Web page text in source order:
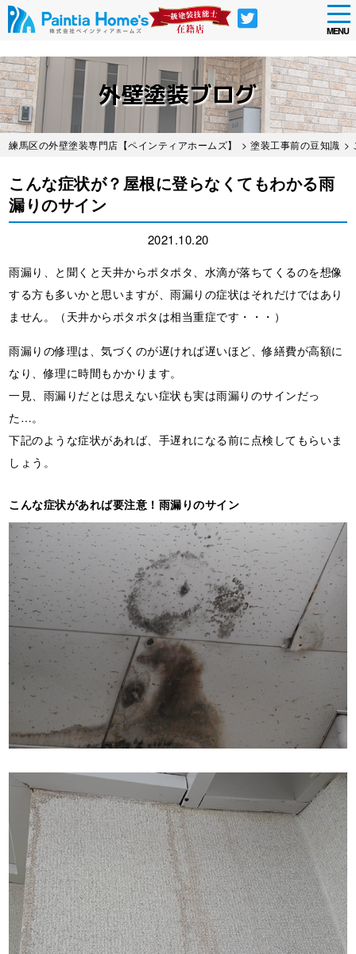
Skip
to
main
content
MENU
外壁塗装ブログ
練馬区の外壁塗装専門店【ペインティアホームズ】 >塗装工事前の豆知識 >
こんな症状が？屋根に登らなくてもわかる雨
漏りのサイン
2021.10.20
雨漏り、と聞くと天井からポタポタ、水滴が落ちてくるのを想像
する方も多いかと思いますが、雨漏りの症状はそれだけではあり
ません。（天井からポタポタは相当重症です・・・）
雨漏りの修理は、気づくのが遅ければ遅いほど、修繕費が高額に
なり、修理に時間もかかります。
一見、雨漏りだとは思えない症状も実は雨漏りのサインだっ
た…。
下記のような症状があれば、手遅れになる前に点検してもらいま
しょう。
こんな症状があれば要注意！雨漏りのサイン